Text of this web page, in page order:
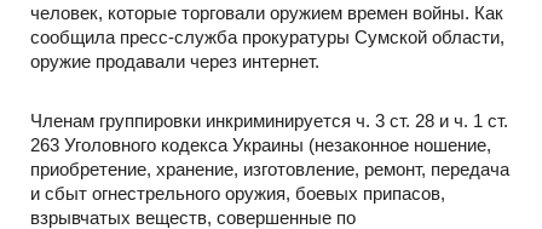
человек, которые торговали оружием времен войны. Как
сообщила пресс-служба прокуратуры Сумской области,
оружие продавали через интернет.
Членам группировки инкриминируется ч. 3 ст. 28 и ч. 1 ст.
263 Уголовного кодекса Украины (незаконное ношение,
приобретение, хранение, изготовление, ремонт, передача
и сбыт огнестрельного оружия, боевых припасов,
взрывчатых веществ, совершенные по